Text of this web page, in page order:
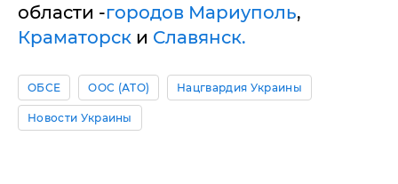
области -городов Мариуполь,
Краматорск и Славянск.
ОБСЕ ООС (АТО) Нацгвардия Украины
Новости Украины